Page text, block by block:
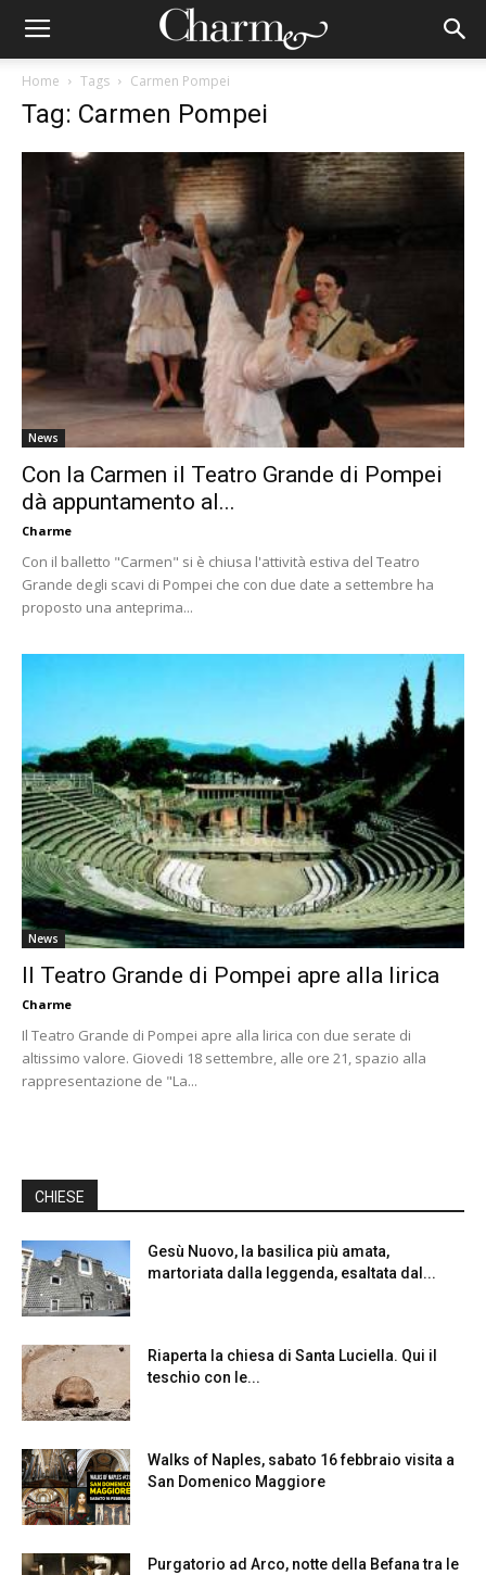
Home Tags Carmen Pompei
Tag: Carmen Pompei
News
Con la Carmen il Teatro Grande di Pompei
dà appuntamento al...
Charme
Con il balletto "Carmen" si è chiusa l'attività estiva del Teatro
Grande degli scavi di Pompei che con due date a settembre ha
proposto una anteprima...
News
Il Teatro Grande di Pompei apre alla lirica
Charme
Il Teatro Grande di Pompei apre alla lirica con due serate di
altissimo valore. Giovedi 18 settembre, alle ore 21, spazio alla
rappresentazione de "La...
CHIESE
Gesù Nuovo, la basilica più amata,
martoriata dalla leggenda, esaltata dal...
Riaperta la chiesa di Santa Luciella. Qui il
teschio con le...
Walks of Naples, sabato 16 febbraio visita a
San Domenico Maggiore
Purgatorio ad Arco, notte della Befana tra le